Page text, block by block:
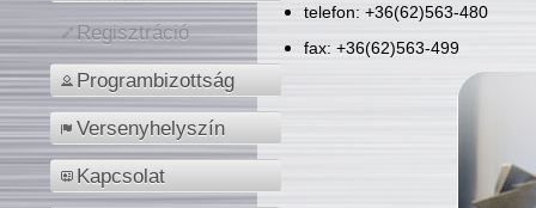
Regisztráció
Programbizottság
Versenyhelyszín
Kapcsolat
telefon: +36(62)563-480
fax: +36(62)563-499